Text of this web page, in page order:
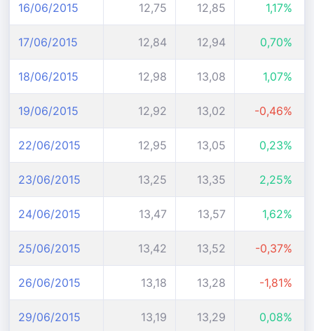
16/06/2015 12,75 12,85 1,17%
17/06/2015 12,84 12,94 0,70%
18/06/2015 12,98 13,08 1,07%
19/06/2015 12,92 13,02 -0,46%
22/06/2015 12,95 13,05 0,23%
23/06/2015 13,25 13,35 2,25%
24/06/2015 13,47 13,57 1,62%
25/06/2015 13,42 13,52 -0,37%
26/06/2015 13,18 13,28 -1,81%
29/06/2015 13,19 13,29 0,08%